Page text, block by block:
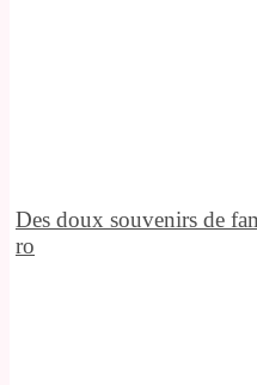
Des doux souvenirs de
ro